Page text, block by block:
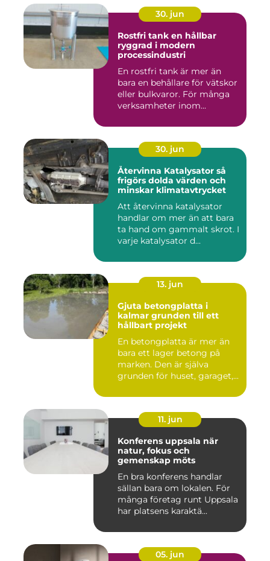
30. jun
Rostfri tank en hållbar
ryggrad i modern
processindustri
En rostfri tank är mer än
bara en behållare för vätskor
eller bulkvaror. För många
verksamheter inom...
30. jun
Återvinna Katalysator så
frigörs dolda värden och
minskar klimatavtrycket
Att återvinna katalysator
handlar om mer än att bara
ta hand om gammalt skrot. I
varje katalysator d...
13. jun
Gjuta betongplatta i
kalmar grunden till ett
hållbart projekt
En betongplatta är mer än
bara ett lager betong på
marken. Den är själva
grunden för huset, garaget,...
11. jun
Konferens uppsala när
natur, fokus och
gemenskap möts
En bra konferens handlar
sällan bara om lokalen. För
många företag runt Uppsala
har platsens karaktä...
05. jun